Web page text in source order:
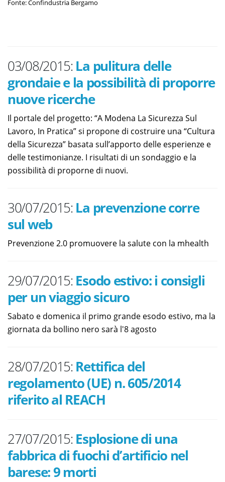
Fonte: Confindustria Bergamo
03/08/2015: La pulitura delle
grondaie e la possibilità di proporre
nuove ricerche
Il portale del progetto: “A Modena La Sicurezza Sul
Lavoro, In Pratica” si propone di costruire una “Cultura
della Sicurezza” basata sull’apporto delle esperienze e
delle testimonianze. I risultati di un sondaggio e la
possibilità di proporne di nuovi.
30/07/2015: La prevenzione corre
sul web
Prevenzione 2.0 promuovere la salute con la mhealth
29/07/2015: Esodo estivo: i consigli
per un viaggio sicuro
Sabato e domenica il primo grande esodo estivo, ma la
giornata da bollino nero sarà l'8 agosto
28/07/2015: Rettifica del
regolamento (UE) n. 605/2014
riferito al REACH
27/07/2015: Esplosione di una
fabbrica di fuochi d’artificio nel
barese: 9 morti